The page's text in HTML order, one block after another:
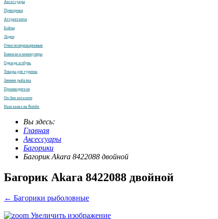
Аксессуары
Прикормки
Аттрактанты
Бойлы
Лодки
Очки поляризационные
Бинокли и монокуляры
Одежда и обувь
Товары для туризма
Зимняя рыбалка
Производители
On-line каталоги
Наш канал на Rutube
Вы здесь:
Главная
Аксессуары
Багорики
Багорик Akara 8422088 двойной
Багорик Akara 8422088 двойной
← Багорики рыболовные
Увеличить изображение